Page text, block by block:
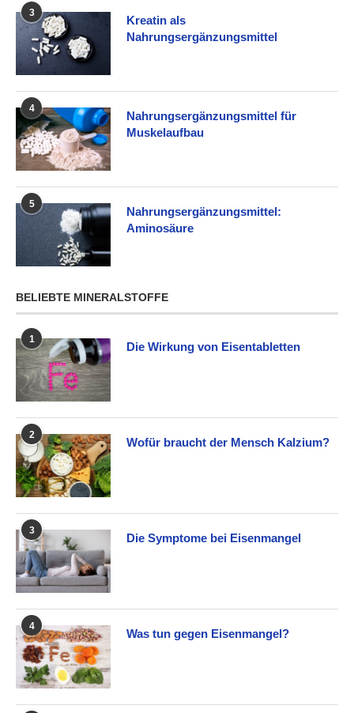
3
Kreatin als
Nahrungsergänzungsmittel
4
Nahrungsergänzungsmittel für
Muskelaufbau
5
Nahrungsergänzungsmittel:
Aminosäure
BELIEBTE MINERALSTOFFE
1
Die Wirkung von Eisentabletten
2
Wofür braucht der Mensch Kalzium?
3
Die Symptome bei Eisenmangel
4
Was tun gegen Eisenmangel?